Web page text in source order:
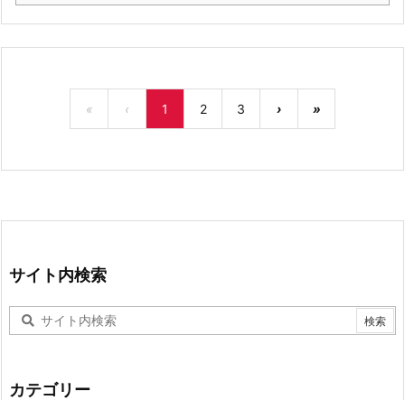
« ‹ 1 2 3 › »
サイト内検索
カテゴリー